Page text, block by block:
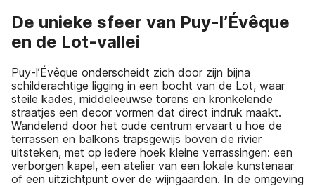
De unieke sfeer van Puy-l’Évêque
en de Lot-vallei
Puy-l’Évêque onderscheidt zich door zijn bijna
schilderachtige ligging in een bocht van de Lot, waar
steile kades, middeleeuwse torens en kronkelende
straatjes een decor vormen dat direct indruk maakt.
Wandelend door het oude centrum ervaart u hoe de
terrassen en balkons trapsgewijs boven de rivier
uitsteken, met op iedere hoek kleine verrassingen: een
verborgen kapel, een atelier van een lokale kunstenaar
of een uitzichtpunt over de wijngaarden. In de omgeving